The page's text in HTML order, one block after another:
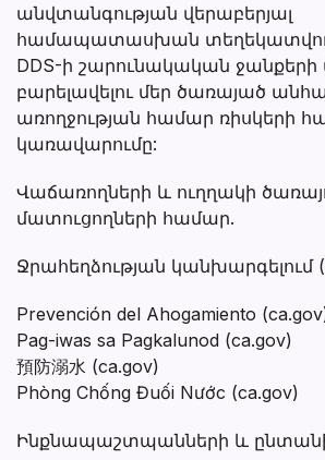
անվտանգության վերաբերյալ
համապատասխան
DDS-ի շարունակական ջանքերի
բարելավելու մեր ծառայած
առողջության համար ռիսկերի
կառավարումը:
Վաճառողների և ուղղակի
մատուցողների համար.
Ջրահեղձության կանխարգելում
Prevención del Ahogamiento
Pag-iwas sa Pagkalunod (ca.gov)
預防溺水 (ca.gov)
Phòng Chống Đuối Nước (ca.gov)
Ինքնապաշտպանների և